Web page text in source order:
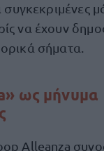
συγκεκριμένες
να έχουν
σήματα.
ως μήνυμα
Alleanza